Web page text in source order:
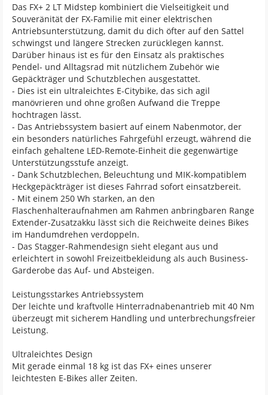
Das FX+ 2 LT Midstep kombiniert die Vielseitigkeit und
Souveränität der FX-Familie mit einer elektrischen
Antriebsunterstützung, damit du dich öfter auf den Sattel
schwingst und längere Strecken zurücklegen kannst.
Darüber hinaus ist es für den Einsatz als praktisches
Pendel- und Alltagsrad mit nützlichem Zubehör wie
Gepäckträger und Schutzblechen ausgestattet.
- Dies ist ein ultraleichtes E-Citybike, das sich agil
manövrieren und ohne großen Aufwand die Treppe
hochtragen lässt.
- Das Antriebssystem basiert auf einem Nabenmotor, der
ein besonders natürliches Fahrgefühl erzeugt, während die
einfach gehaltene LED-Remote-Einheit die gegenwärtige
Unterstützungsstufe anzeigt.
- Dank Schutzblechen, Beleuchtung und MIK-kompatiblem
Heckgepäckträger ist dieses Fahrrad sofort einsatzbereit.
- Mit einem 250 Wh starken, an den
Flaschenhalteraufnahmen am Rahmen anbringbaren Range
Extender-Zusatzakku lässt sich die Reichweite deines Bikes
im Handumdrehen verdoppeln.
- Das Stagger-Rahmendesign sieht elegant aus und
erleichtert in sowohl Freizeitbekleidung als auch Business-
Garderobe das Auf- und Absteigen.
Leistungsstarkes Antriebssystem
Der leichte und kraftvolle Hinterradnabenantrieb mit 40 Nm
überzeugt mit sicherem Handling und unterbrechungsfreier
Leistung.
Ultraleichtes Design
Mit gerade einmal 18 kg ist das FX+ eines unserer
leichtesten E-Bikes aller Zeiten.